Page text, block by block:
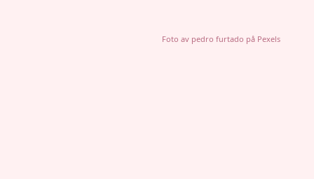
Foto av pedro furtado på Pexels